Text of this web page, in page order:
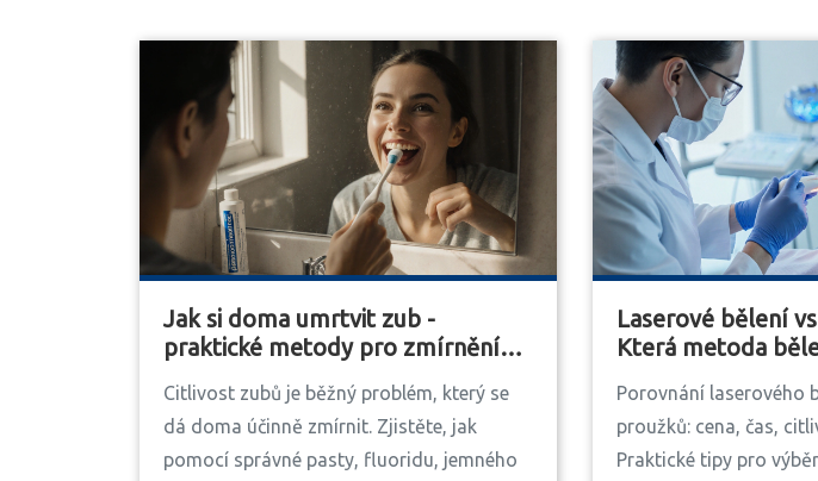
Jak si doma umrtvit zub -
praktické metody pro zmírnění
Citlivost zubů je běžný problém, který se
dá doma účinně zmírnit. Zjistěte, jak
pomocí správné pasty, fluoridu, jemného
Laserové bělení
Která metoda
Porovnání laserového
proužků: cena, čas,
Praktické tipy pro